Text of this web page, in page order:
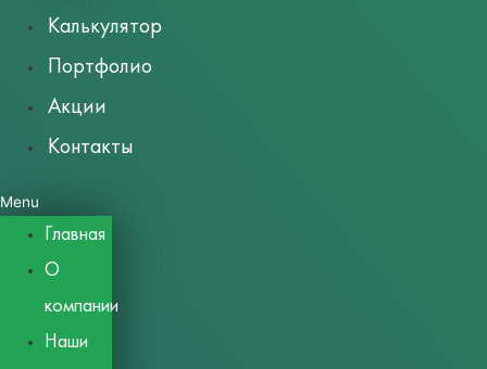
Калькулятор
Портфолио
Акции
Контакты
Menu
Главная
О
компании
Наши